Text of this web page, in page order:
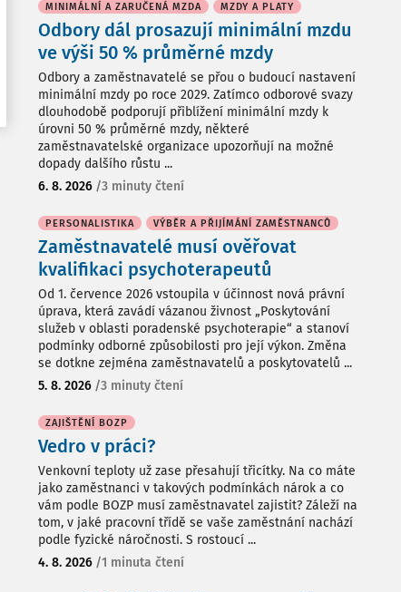
MINIMÁLNÍ A ZARUČENÁ MZDA MZDY A PLATY
Odbory dál prosazují minimální mzdu
ve výši 50 % průměrné mzdy
Odbory a zaměstnavatelé se přou o budoucí nastavení
minimální mzdy po roce 2029. Zatímco odborové svazy
dlouhodobě podporují přiblížení minimální mzdy k
úrovni 50 % průměrné mzdy, některé
zaměstnavatelské organizace upozorňují na možné
dopady dalšího růstu ...
6. 8. 2026 /3 minuty čtení
PERSONALISTIKA VÝBĚR A PŘIJÍMÁNÍ ZAMĚSTNANCŮ
Zaměstnavatelé musí ověřovat
kvalifikaci psychoterapeutů
Od 1. července 2026 vstoupila v účinnost nová právní
úprava, která zavádí vázanou živnost „Poskytování
služeb v oblasti poradenské psychoterapie“ a stanoví
podmínky odborné způsobilosti pro její výkon. Změna
se dotkne zejména zaměstnavatelů a poskytovatelů ...
5. 8. 2026 /3 minuty čtení
ZAJIŠTĚNÍ BOZP
Vedro v práci?
Venkovní teploty už zase přesahují třicítky. Na co máte
jako zaměstnanci v takových podmínkách nárok a co
vám podle BOZP musí zaměstnavatel zajistit? Záleží na
tom, v jaké pracovní třídě se vaše zaměstnání nachází
podle fyzické náročnosti. S rostoucí ...
4. 8. 2026 /1 minuta čtení